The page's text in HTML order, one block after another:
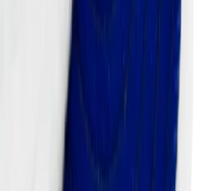
детейлеры, требующие
инструмента для работы
занимающиеся самостоятельной
кузова.
центров и автомастерских,
пасты Menzerna.
продукта: